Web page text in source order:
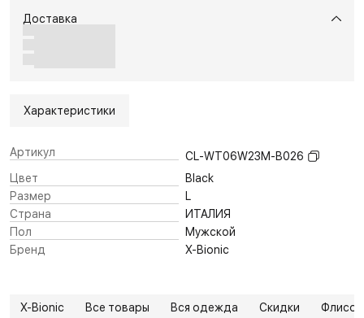
Доставка
Характеристики
Артикул
CL-WT06W23M-B026
Цвет
Black
Размер
L
Страна
ИТАЛИЯ
Пол
Мужской
Бренд
X-Bionic
X-Bionic Все товары Вся одежда Скидки